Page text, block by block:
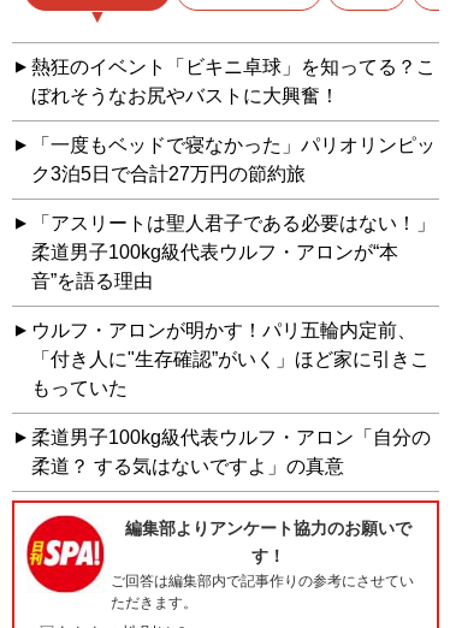
熱狂のイベント「ビキニ卓球」を知ってる？こ
ぼれそうなお尻やバストに大興奮！
「一度もベッドで寝なかった」パリオリンピッ
ク3泊5日で合計27万円の節約旅
「アスリートは聖人君子である必要はない！」
柔道男子100kg級代表ウルフ・アロンが“本
音”を語る理由
ウルフ・アロンが明かす！パリ五輪内定前、
「付き人に"生存確認”がいく」ほど家に引きこ
もっていた
柔道男子100kg級代表ウルフ・アロン「自分の
柔道？ する気はないですよ」の真意